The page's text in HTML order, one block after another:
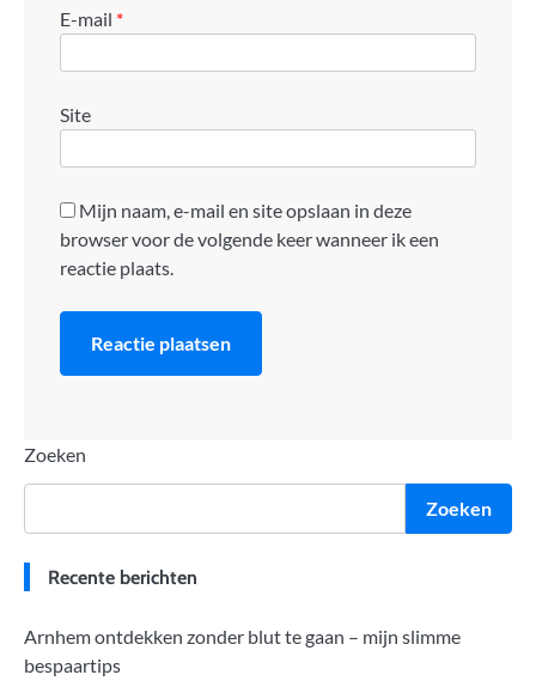
E-mail *
Site
Mijn naam, e-mail en site opslaan in deze
browser voor de volgende keer wanneer ik een
reactie plaats.
Zoeken
Zoeken
Recente berichten
Arnhem ontdekken zonder blut te gaan – mijn slimme
bespaartips